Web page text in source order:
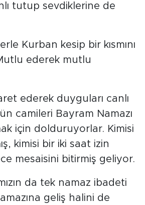
tutup sevdiklerine de
Kurban kesip bir kısmını
ederek mutlu
ederek duyguları canlı
camileri Bayram Namazı
için dolduruyorlar. Kimisi
kimisi bir iki saat izin
mesaisini bitirmiş geliyor.
da tek namaz ibadeti
geliş halini de